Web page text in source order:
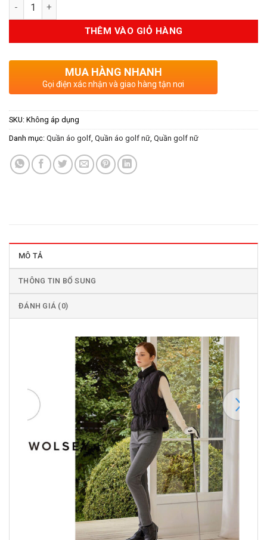
THÊM VÀO GIỎ HÀNG
MUA HÀNG NHANH
Gọi điện xác nhận và giao hàng tận nơi
SKU: Không áp dụng
Danh mục: Quần áo golf Quần áo golf nữ Quần golf nữ
MÔ TẢ
THÔNG TIN BỔ SUNG
ĐÁNH GIÁ (0)